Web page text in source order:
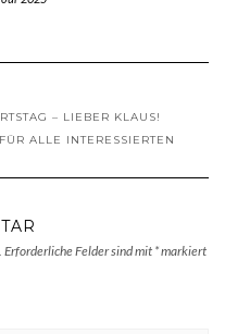
– LIEBER KLAUS!
ALLE INTERESSIERTEN
Erforderliche Felder sind mit *markiert